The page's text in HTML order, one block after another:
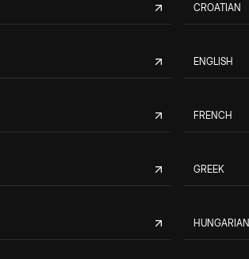
CROATIAN
ENGLISH
FRENCH
GREEK
HUNGARIAN